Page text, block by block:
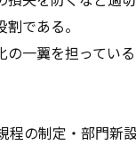
である。
の一翼を担ってい
程の制定・部門新